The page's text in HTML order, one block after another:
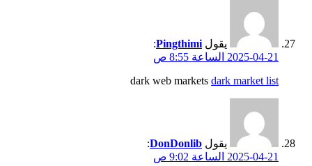
يقول Pingthimi
:
2025-04-21 الساعة 8:55 ص
dark web marketsdark market list
يقول DonDonlib
:
2025-04-21 الساعة 9:02 ص